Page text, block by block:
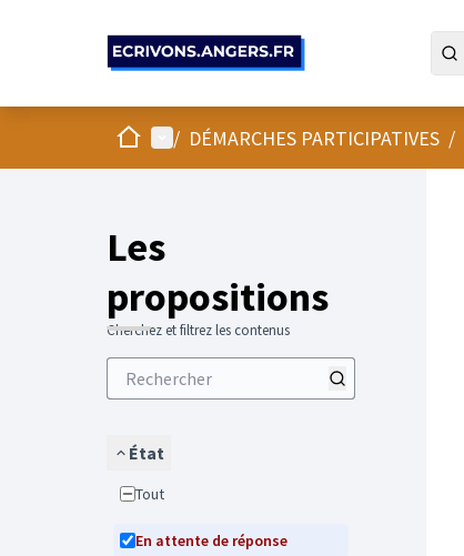
AccueilMenu principal
/ DÉMARCHES PARTICIPATIVES /
Les
propositions
Cherchez et filtrez les contenus
État
Tout
En attente de réponse